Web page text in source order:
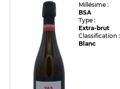
Millésime :
BSA
Type :
Extra-brut
Classification :
Blanc